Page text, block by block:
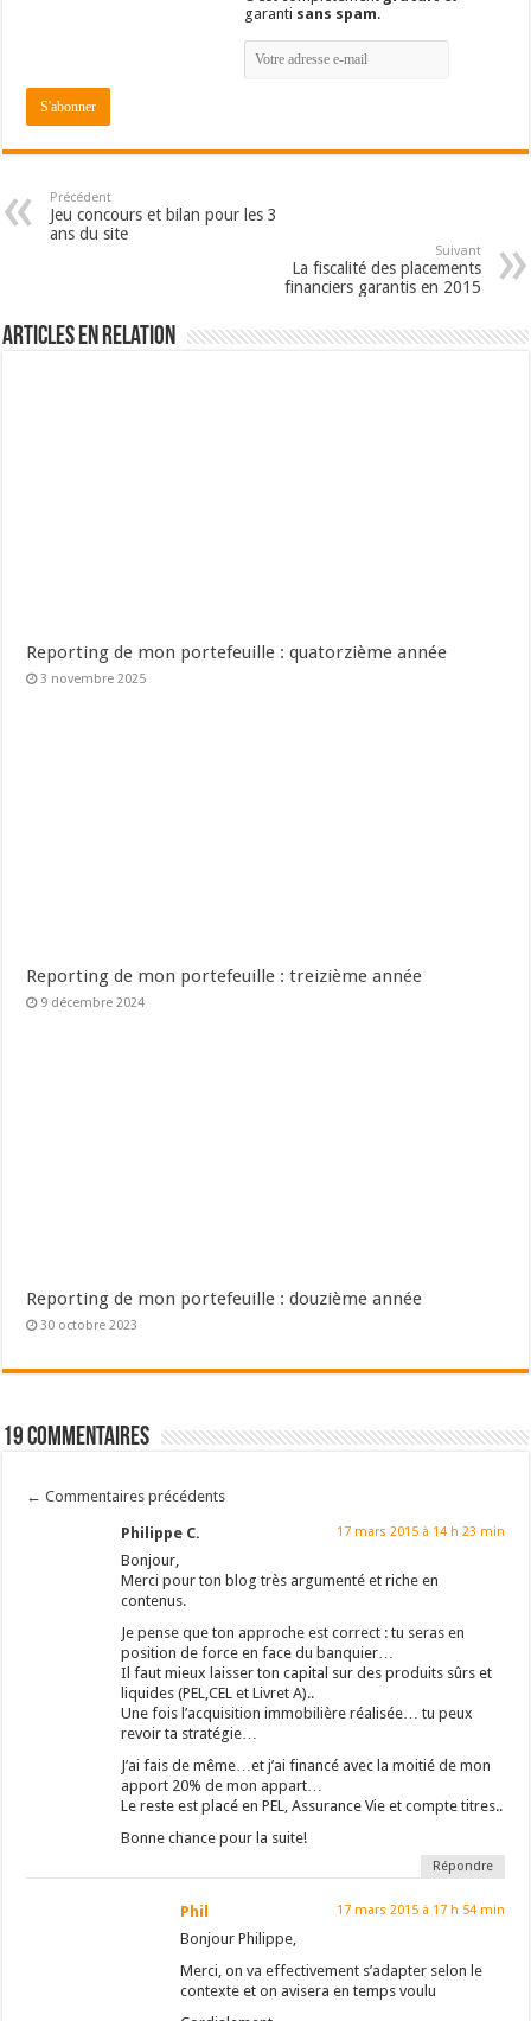
garanti sans spam.
Précédent
Jeu concours et bilan pour les 3
ans du site
Suivant
La fiscalité des placements
financiers garantis en 2015
Articles en relation
Reporting de mon portefeuille : quatorzième année
3 novembre 2025
Reporting de mon portefeuille : treizième année
9 décembre 2024
Reporting de mon portefeuille : douzième année
30 octobre 2023
19 Commentaires
← Commentaires précédents
Philippe C. 17 mars 2015 à 14 h 23 min
Bonjour,
Merci pour ton blog très argumenté et riche en
contenus.
Je pense que ton approche est correct : tu seras en
position de force en face du banquier…
Il faut mieux laisser ton capital sur des produits sûrs et
liquides (PEL,CEL et Livret A)..
Une fois l’acquisition immobilière réalisée… tu peux
revoir ta stratégie…
J’ai fais de même…et j’ai financé avec la moitié de mon
apport 20% de mon appart…
Le reste est placé en PEL, Assurance Vie et compte titres..
Bonne chance pour la suite!
Répondre
Phil 17 mars 2015 à 17 h 54 min
Bonjour Philippe,
Merci, on va effectivement s’adapter selon le
contexte et on avisera en temps voulu